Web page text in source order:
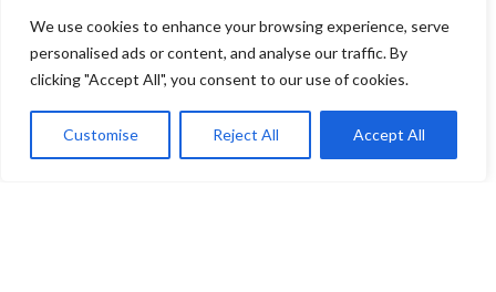
We use cookies to enhance your browsing experience, serve
personalised ads or content, and analyse our traffic. By
clicking "Accept All", you consent to our use of cookies.
Customise Reject All Accept All